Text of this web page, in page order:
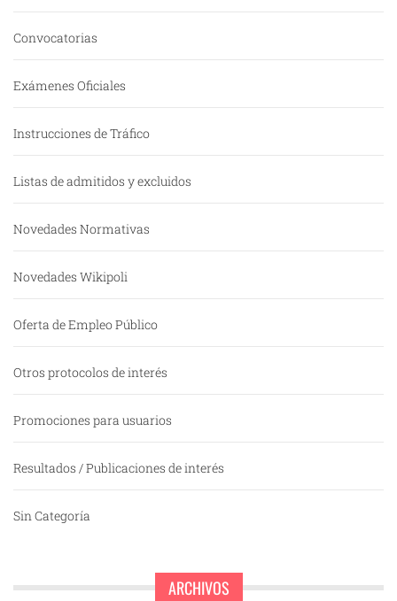
Convocatorias
Exámenes Oficiales
Instrucciones de Tráfico
Listas de admitidos y excluidos
Novedades Normativas
Novedades Wikipoli
Oferta de Empleo Público
Otros protocolos de interés
Promociones para usuarios
Resultados / Publicaciones de interés
Sin Categoría
ARCHIVOS